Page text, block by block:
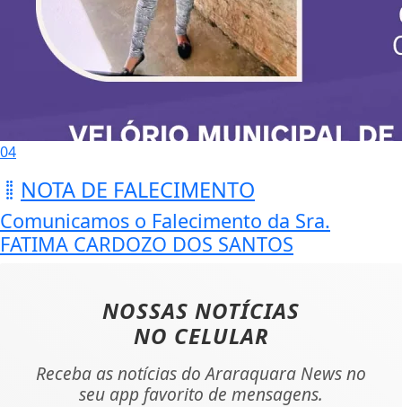
04
NOTA DE FALECIMENTO
Comunicamos o Falecimento da Sra.
FATIMA CARDOZO DOS SANTOS
NOSSAS NOTÍCIAS
NO CELULAR
Receba as notícias do Araraquara News no
seu app favorito de mensagens.